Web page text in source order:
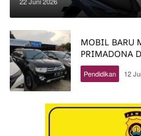
MOBIL BARU
PRIMADONA
Pendidikan 12